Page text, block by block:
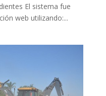
El sistema fue
web utilizando:...